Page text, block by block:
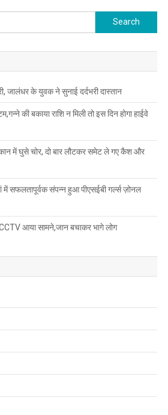
Search for:
जालंधर के युवक ने सुनाई दर्दभरी दास्तान
की बकाया राशि न मिली तो इस दिन होगा हाईवे
में घुसे चोर, दो बार लौटकर समेट ले गए कैश और
में सफलतापूर्वक संपन्न हुआ पीएसईबी गर्ल्स ज़ोनल
CCTV आया सामने,जान बचाकर भागे लोग